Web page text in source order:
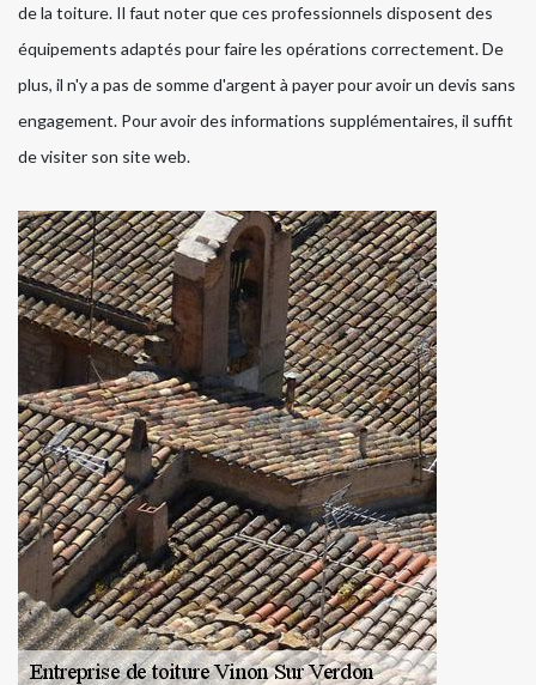
de la toiture. Il faut noter que ces professionnels disposent des
équipements adaptés pour faire les opérations correctement. De
plus, il n'y a pas de somme d'argent à payer pour avoir un devis sans
engagement. Pour avoir des informations supplémentaires, il suffit
de visiter son site web.